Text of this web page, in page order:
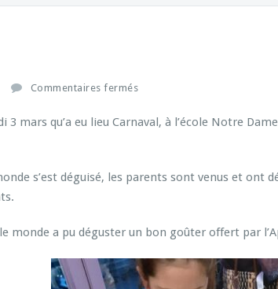
Commentaires fermés
r
n
a
3 mars qu’a eu lieu Carnaval, à l’école Notre
s’est déguisé, les parents sont venus et ont
monde a pu déguster un bon goûter offert par